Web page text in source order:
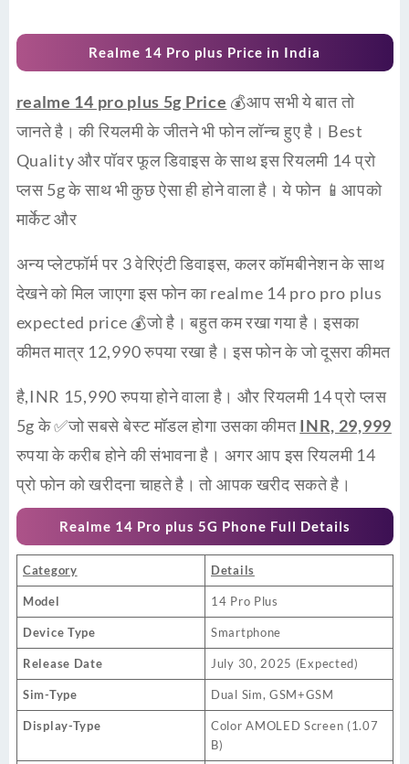
Realme 14 Pro plus Price in India
realme 14 pro plus 5g Price 💰आप सभी ये बात तो
जानते है। की रियलमी के जीतने भी फोन लॉन्च हुए है। Best
Quality और पॉवर फूल डिवाइस के साथ इस रियलमी 14 प्रो
प्लस 5g के साथ भी कुछ ऐसा ही होने वाला है। ये फोन 📱आपको
मार्केट और
अन्य प्लेटफॉर्म पर 3 वेरिएंटी डिवाइस, कलर कॉमबीनेशन के साथ
देखने को मिल जाएगा इस फोन का realme 14 pro pro plus
expected price 💰जो है। बहुत कम रखा गया है। इसका
कीमत मात्र 12,990 रुपया रखा है। इस फोन के जो दूसरा कीमत
है,INR 15,990 रुपया होने वाला है। और रियलमी 14 प्रो प्लस
5g के ✅जो सबसे बेस्ट मॉडल होगा उसका कीमतINR, 29,999
रुपया के करीब होने की संभावना है। अगर आप इस रियलमी 14
प्रो फोन को खरीदना चाहते है। तो आपक खरीद सकते है।
Realme 14 Pro plus 5G Phone Full Details
Category Details
Model 14 Pro Plus
Device Type Smartphone
Release Date July 30, 2025 (Expected)
Sim-Type Dual Sim, GSM+GSM
Display-Type
Color AMOLED Screen (1.07
B)